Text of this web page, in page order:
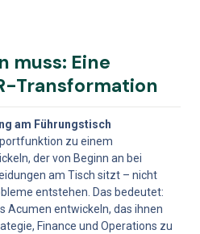
muss: Eine
Transformation
am Führungstisch
zu einem
der von Beginn an bei
am Tisch sitzt – nicht
entstehen. Das bedeutet:
Acumen entwickeln, das ihnen
Finance und Operations zu